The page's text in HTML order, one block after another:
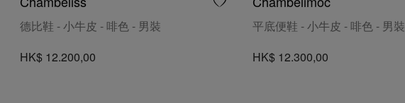
Chambeliss
德比鞋 - 小牛皮 - 啡色 - 男裝
HK$ 12.200,00
Chambelimoc
平底便鞋 - 小牛皮 - 啡色 - 男裝
HK$ 12.300,00